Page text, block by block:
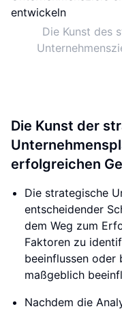
Die Kunst des
Die Kunst der
erfolgreichen
Die strategische
entscheidender
dem Weg zum
Faktoren zu
beeinflussen oder
maßgeblich
Nachdem die